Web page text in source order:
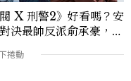
閥 X 刑警2》好看嗎？安
決最帥反派俞承豪，鄭
錢輾壓罪犯的陳利手回